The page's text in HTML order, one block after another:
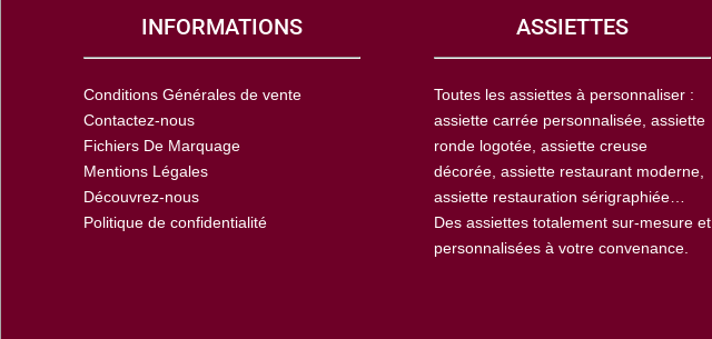
INFORMATIONS
Conditions Générales de vente
Contactez-nous
Fichiers De Marquage
Mentions Légales
Découvrez-nous
Politique de confidentialité
ASSIETTES
Toutes les assiettes à personnaliser :
assiette carrée personnalisée, assiette
ronde logotée, assiette creuse
décorée, assiette restaurant moderne,
assiette restauration sérigraphiée…
Des assiettes totalement sur-mesure et
personnalisées à votre convenance.